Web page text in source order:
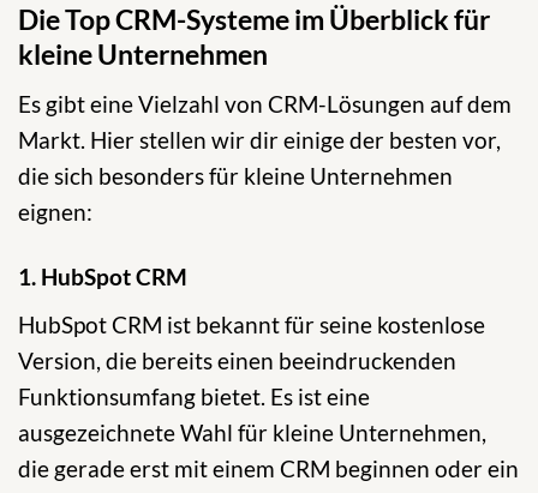
Die Top CRM-Systeme im Überblick für
kleine Unternehmen
Es gibt eine Vielzahl von CRM-Lösungen auf dem
Markt. Hier stellen wir dir einige der besten vor,
die sich besonders für kleine Unternehmen
eignen:
1. HubSpot CRM
HubSpot CRM ist bekannt für seine kostenlose
Version, die bereits einen beeindruckenden
Funktionsumfang bietet. Es ist eine
ausgezeichnete Wahl für kleine Unternehmen,
die gerade erst mit einem CRM beginnen oder ein